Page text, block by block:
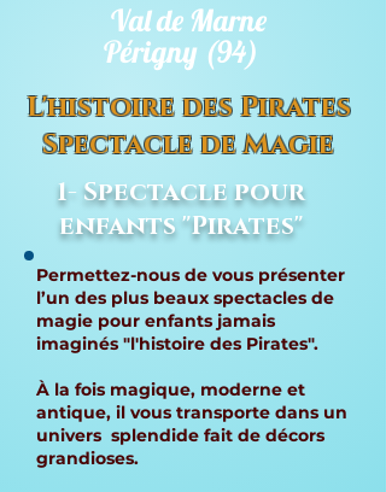
Périgny (94)
Val de Marne
L'histoire des Pirates
Spectacle de Magie
1- Spectacle pour
enfants "Pirates"
Permettez-nous de vous présenter
l’un des plus beaux spectacles de
magie pour enfants jamais
imaginés "l'histoire des Pirates".
À la fois magique, moderne et
antique, il vous transporte dans un
univers splendide fait de décors
grandioses.